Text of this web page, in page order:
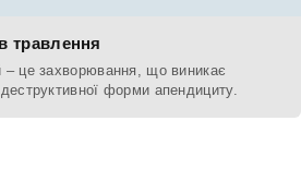
травлення
– це захворювання, що виникає
форми апендициту.